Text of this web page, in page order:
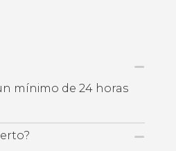
mínimo de 24 horas